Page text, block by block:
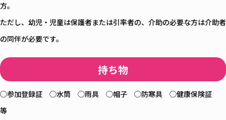
方。
ただし、幼児・児童は保護者または引率者の、介助の必要な方は介助者
の同伴が必要です。
持ち物
◯参加登録証 ◯水筒 ◯雨具 ◯帽子 ◯防寒具 ◯健康保険証
等